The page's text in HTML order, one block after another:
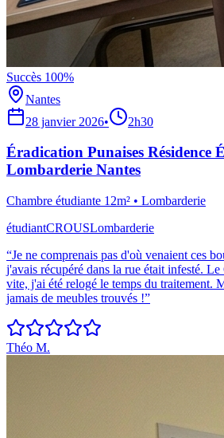
Succès 100%
Nantes
28 janvier 2026• 2h30
Éradication Punaises Résidence
Lombarderie Nantes
Chambre étudiante 12m² • Lombarderie
étudiantCROUSLombarderie
“Je ne comprenais pas d'où venaient ces
j'avais récupéré dans la rue était infesté.
vite, j'ai été relogé le temps du traitement.
jamais de meubles trouvés !”
Théo M.